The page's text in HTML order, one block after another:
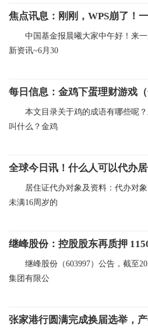
中国基金报晨曦大家中午好！来
新资讯~6月30
每日信息：金鸡下蛋理财游戏
本文目录关于鸡的成语有哪些呢
叫什么？金鸡
全球今日讯！什么人可以代办居
居住证代办对象及资料：代办对
未满16周岁的
继峰股份（603997）公告，截至
集团有限公